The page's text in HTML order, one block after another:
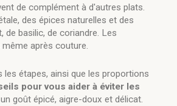
de complément à d'autres plats.
des épices naturelles et des
basilic, de coriandre. Les
après couture.
étapes, ainsi que les proportions
pour vous aider à éviter les
goût épicé, aigre-doux et délicat.